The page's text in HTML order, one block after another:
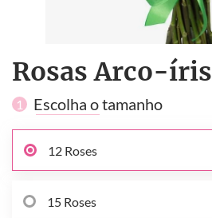
Rosas Arco-íris
1 Escolha o tamanho
12 Roses
15 Roses